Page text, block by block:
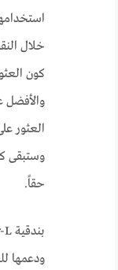
خلال
كون
والأفضل
العثور
وستبقى
حقاً.
ودعمها